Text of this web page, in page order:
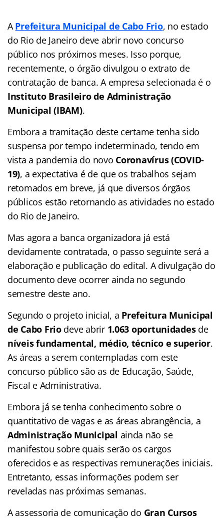
APrefeitura Municipal de Cabo Frio, no estado
do Rio de Janeiro deve abrir novo concurso
público nos próximos meses. Isso porque,
recentemente, o órgão divulgou o extrato de
contratação de banca. A empresa selecionada é o
Instituto Brasileiro de Administração
Municipal (IBAM).
Embora a tramitação deste certame tenha sido
suspensa por tempo indeterminado, tendo em
vista a pandemia do novo Coronavírus (COVID-
19), a expectativa é de que os trabalhos sejam
retomados em breve, já que diversos órgãos
públicos estão retornando as atividades no estado
do Rio de Janeiro.
Mas agora a banca organizadora já está
devidamente contratada, o passo seguinte será a
elaboração e publicação do edital. A divulgação do
documento deve ocorrer ainda no segundo
semestre deste ano.
Segundo o projeto inicial, a Prefeitura Municipal
de Cabo Friodeve abrir 1.063 oportunidadesde
níveis fundamental, médio, técnico e superior.
As áreas a serem contempladas com este
concurso público são as de Educação, Saúde,
Fiscal e Administrativa.
Embora já se tenha conhecimento sobre o
quantitativo de vagas e as áreas abrangência, a
Administração Municipal ainda não se
manifestou sobre quais serão os cargos
oferecidos e as respectivas remunerações iniciais.
Entretanto, essas informações podem ser
reveladas nas próximas semanas.
A assessoria de comunicação do Gran Cursos